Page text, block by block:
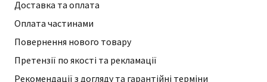
Доставка та оплата
Оплата частинами
Повернення нового товару
Претензії по якості та рекламації
Рекомендації з догляду та гарантійні терміни